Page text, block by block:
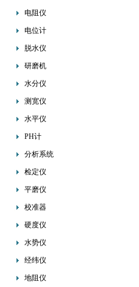
电阻仪
电位计
脱水仪
研磨机
水分仪
测宽仪
水平仪
PH计
分析系统
检定仪
平磨仪
校准器
硬度仪
水势仪
经纬仪
地阻仪